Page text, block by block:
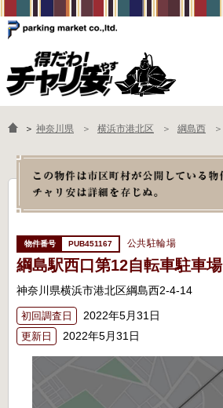
物件一覧
よくあるご質問
＞ 神奈川県 横浜市港北区 綱島西
PUB451167 公共駐輪場
綱島駅西口第12自転車駐車場
神奈川県横浜市港北区綱島西2-4-14
初回調査日 2022年5月31日
更新日 2022年5月31日